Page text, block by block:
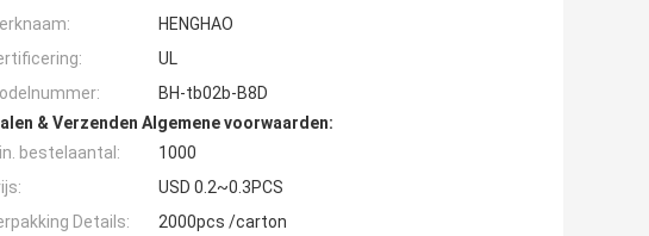
HENGHAO
UL
BH-tb02b-B8D
& Verzenden Algemene voorwaarden:
bestelaantal:
1000
USD 0.2~0.3PCS
Details:
2000pcs /carton